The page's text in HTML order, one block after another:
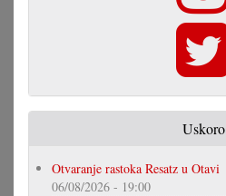
Uskoro
Otvaranje rastoka Resatz u Otavi
06/08/2026 - 19:00